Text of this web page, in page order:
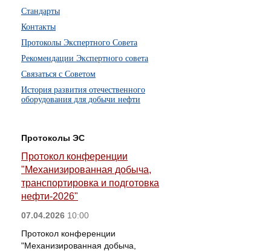
Стандарты
Контакты
Протоколы Экспертного Совета
Рекомендации Экспертного совета
Связаться с Советом
История развития отечественного
оборудования для добычи нефти
Протоколы ЭС
Протокол конференции
"Механизированная добыча,
транспортировка и подготовка
нефти-2026"
07.04.2026 10:00
Протокол конференции
"Механизированная добыча,